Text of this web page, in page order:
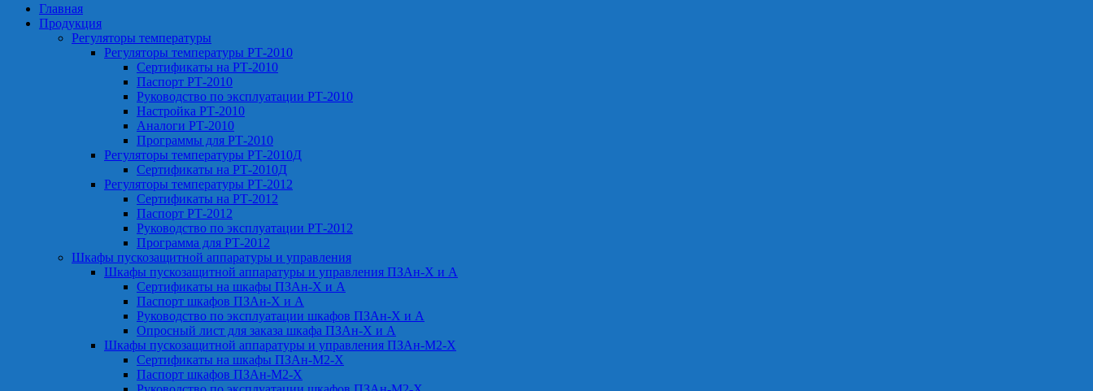
Главная
Продукция
Регуляторы температуры
Регуляторы температуры РТ-2010
Сертификаты на РТ-2010
Паспорт РТ-2010
Руководство по эксплуатации РТ-2010
Настройка РТ-2010
Аналоги РТ-2010
Программы для РТ-2010
Регуляторы температуры РТ-2010Д
Сертификаты на РТ-2010Д
Регуляторы температуры РТ-2012
Сертификаты на РТ-2012
Паспорт РТ-2012
Руководство по эксплуатации РТ-2012
Программа для РТ-2012
Шкафы пускозащитной аппаратуры и управления
Шкафы пускозащитной аппаратуры и управления ПЗАн-Х и А
Сертификаты на шкафы ПЗАн-Х и А
Паспорт шкафов ПЗАн-Х и А
Руководство по эксплуатации шкафов ПЗАн-Х и А
Опросный лист для заказа шкафа ПЗАн-Х и А
Шкафы пускозащитной аппаратуры и управления ПЗАн-М2-Х
Сертификаты на шкафы ПЗАн-М2-Х
Паспорт шкафов ПЗАн-М2-Х